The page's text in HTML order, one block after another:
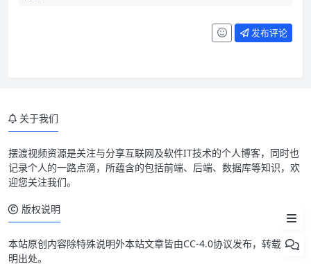
发布评论
可视化服务叙事
关于我们
摆渡视频资源是关注与分享互联网及软件IT技术的个人博客，同时也
记录个人的一路点滴，所蕴含的包括前端、后端、数据库等知识，欢
迎您关注我们。
版权说明
本站原创内容除特殊说明外本站文章皆由CC-4.0协议发布，转载请注
明出处。